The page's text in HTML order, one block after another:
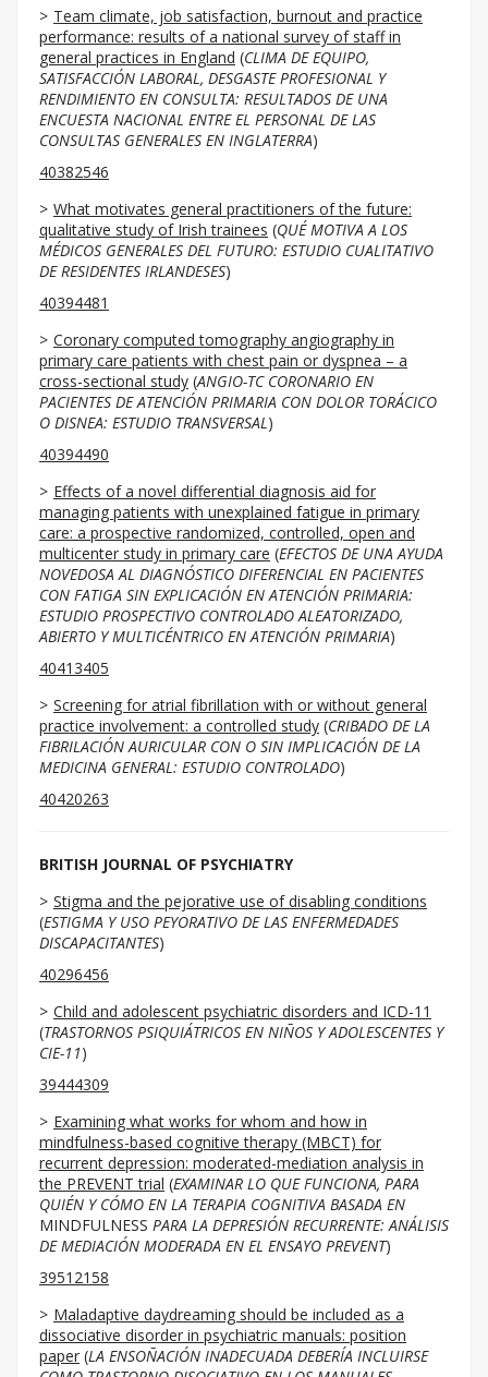
Team climate, job satisfaction, burnout and practice
performance: results of a national survey of staff in
general practices in England (CLIMA DE EQUIPO,
SATISFACCIÓN LABORAL, DESGASTE PROFESIONAL Y
RENDIMIENTO EN CONSULTA: RESULTADOS DE UNA
ENCUESTA NACIONAL ENTRE EL PERSONAL DE LAS
CONSULTAS GENERALES EN INGLATERRA)
40382546
What motivates general practitioners of the future:
qualitative study of Irish trainees (QUÉ MOTIVA A LOS
MÉDICOS GENERALES DEL FUTURO: ESTUDIO CUALITATIVO
DE RESIDENTES IRLANDESES)
40394481
Coronary computed tomography angiography in
primary care patients with chest pain or dyspnea – a
cross-sectional study (ANGIO-TC CORONARIO EN
PACIENTES DE ATENCIÓN PRIMARIA CON DOLOR TORÁCICO
O DISNEA: ESTUDIO TRANSVERSAL)
40394490
Effects of a novel differential diagnosis aid for
managing patients with unexplained fatigue in primary
care: a prospective randomized, controlled, open and
multicenter study in primary care (EFECTOS DE UNA AYUDA
NOVEDOSA AL DIAGNÓSTICO DIFERENCIAL EN PACIENTES
CON FATIGA SIN EXPLICACIÓN EN ATENCIÓN PRIMARIA:
ESTUDIO PROSPECTIVO CONTROLADO ALEATORIZADO,
ABIERTO Y MULTICÉNTRICO EN ATENCIÓN PRIMARIA)
40413405
Screening for atrial fibrillation with or without general
practice involvement: a controlled study (CRIBADO DE LA
FIBRILACIÓN AURICULAR CON O SIN IMPLICACIÓN DE LA
MEDICINA GENERAL: ESTUDIO CONTROLADO)
40420263
BRITISH JOURNAL OF PSYCHIATRY
Stigma and the pejorative use of disabling conditions
(ESTIGMA Y USO PEYORATIVO DE LAS ENFERMEDADES
DISCAPACITANTES)
40296456
Child and adolescent psychiatric disorders and ICD-11
(TRASTORNOS PSIQUIÁTRICOS EN NIÑOS Y ADOLESCENTES Y
CIE-11)
39444309
Examining what works for whom and how in
mindfulness-based cognitive therapy (MBCT) for
recurrent depression: moderated-mediation analysis in
the PREVENT trial (EXAMINAR LO QUE FUNCIONA, PARA
QUIÉN Y CÓMO EN LA TERAPIA COGNITIVA BASADA EN
MINDFULNESS PARA LA DEPRESIÓN RECURRENTE: ANÁLISIS
DE MEDIACIÓN MODERADA EN EL ENSAYO PREVENT)
39512158
Maladaptive daydreaming should be included as a
dissociative disorder in psychiatric manuals: position
paper (LA ENSOÑACIÓN INADECUADA DEBERÍA INCLUIRSE